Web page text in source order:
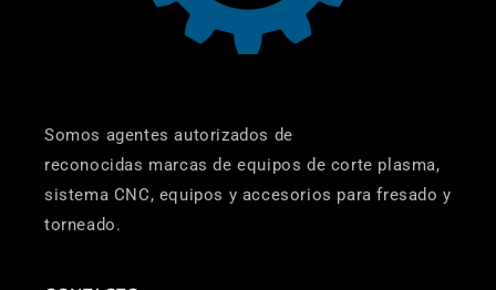
Somos agentes autorizados de
reconocidas marcas de equipos de corte plasma,
sistema CNC, equipos y accesorios para fresado y
torneado.